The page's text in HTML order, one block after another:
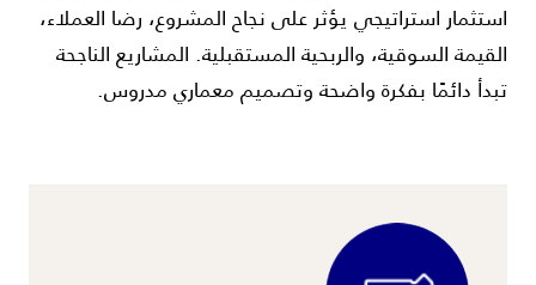
استثمار استراتيجي يؤثر على نجاح المشروع، رضا العملاء،
القيمة السوقية، والربحية المستقبلية. المشاريع الناجحة
تبدأ دائمًا بفكرة واضحة وتصميم معماري مدروس.